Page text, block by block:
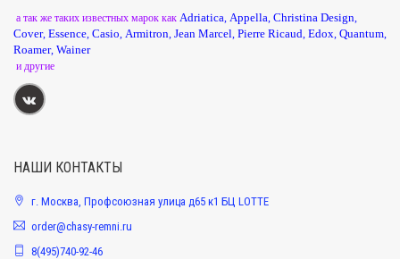
а так же таких известных марок как Adriatica Appella Christina Design
Cover, Essence Casio Armitron Jean Marcel Pierre Ricaud Edox Quantum
Roamer, Wainer
и другие
НАШИ КОНТАКТЫ
г. Москва, Профсоюзная улица д65 к1 БЦ LOTTE
order@chasy-remni.ru
8(495)740-92-46